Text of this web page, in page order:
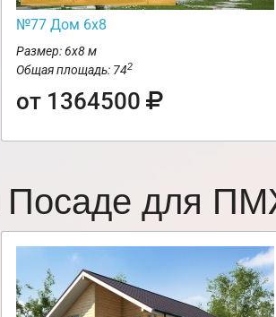
№77 Дом 6х8
Размер: 6х8 м
Общая площадь: 742
от 1364500
Посаде для